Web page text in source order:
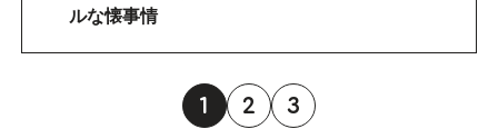
ルな懐事情
1 2 3